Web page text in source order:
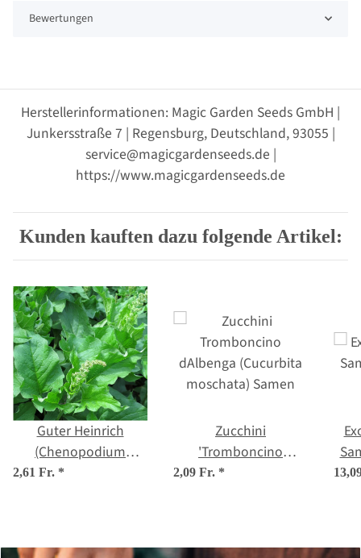
Bewertungen
Herstellerinformationen: Magic Garden Seeds GmbH |
Junkersstraße 7 | Regensburg, Deutschland, 93055 |
service@magicgardenseeds.de |
https://www.magicgardenseeds.de
Kunden kauften dazu folgende Artikel:
Guter Heinrich
(Chenopodium
bonus-henricus) Bio
2,61 Fr. *
Zucchini
'Tromboncino
d'Albenga' (Cucurbita
2,09 Fr. *